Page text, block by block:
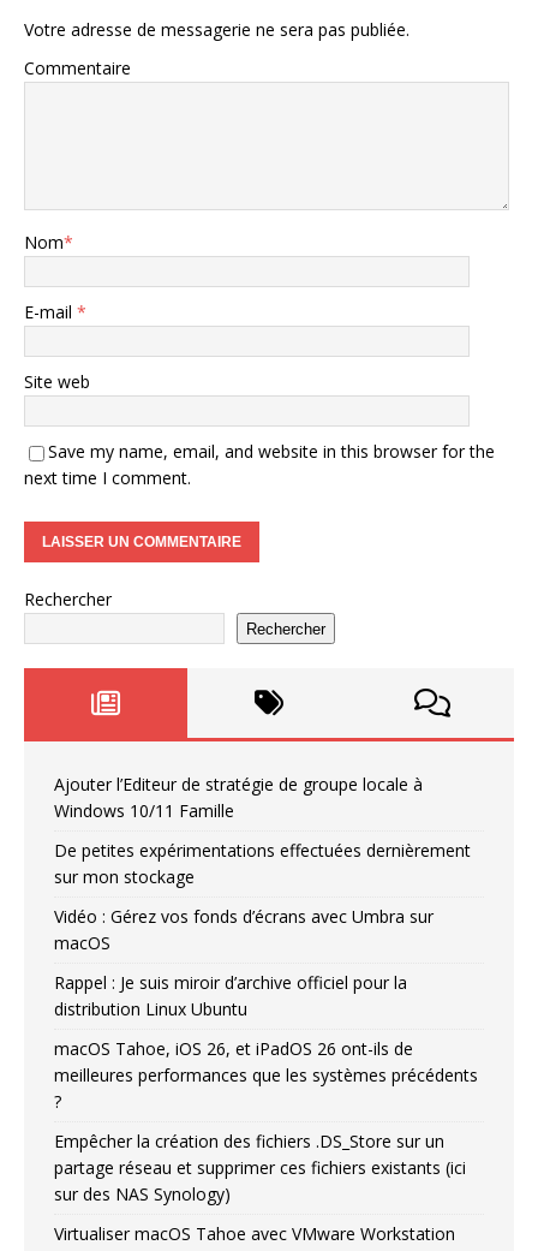
Votre adresse de messagerie ne sera pas publiée.
Commentaire
Nom*
E-mail *
Site web
Save my name, email, and website in this browser for the
next time I comment.
Rechercher
Rechercher
Ajouter l’Editeur de stratégie de groupe locale à
Windows 10/11 Famille
De petites expérimentations effectuées dernièrement
sur mon stockage
Vidéo : Gérez vos fonds d’écrans avec Umbra sur
macOS
Rappel : Je suis miroir d’archive officiel pour la
distribution Linux Ubuntu
macOS Tahoe, iOS 26, et iPadOS 26 ont-ils de
meilleures performances que les systèmes précédents
?
Empêcher la création des fichiers .DS_Store sur un
partage réseau et supprimer ces fichiers existants (ici
sur des NAS Synology)
Virtualiser macOS Tahoe avec VMware Workstation